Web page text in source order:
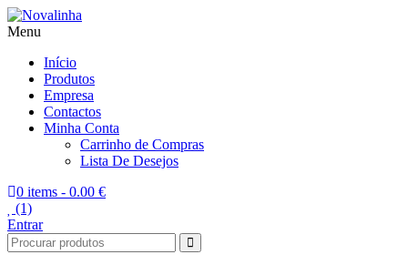
Novalinha
Informatica
Menu
Início
Produtos
Empresa
Contactos
Minha Conta
Carrinho de Compras
Lista De Desejos
0 items - 0.00 €
(1)
Entrar